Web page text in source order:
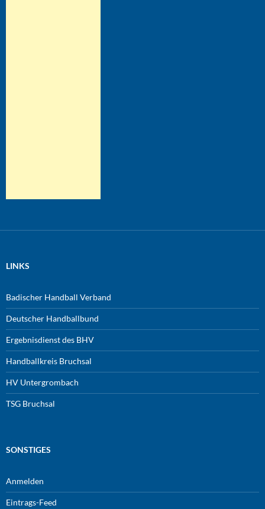
LINKS
Badischer Handball Verband
Deutscher Handballbund
Ergebnisdienst des BHV
Handballkreis Bruchsal
HV Untergrombach
TSG Bruchsal
SONSTIGES
Anmelden
Eintrags-Feed